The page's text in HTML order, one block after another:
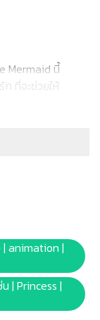
Mermaid นี้
ที่จะช่วยให้
Little
ให้เด็ก ๆ ได้
ล เจ้าชายเอ
เออร์ซูล่า
อมซน และเซ
ผ่นกระดาษ
ด้อย่าง
ของเจ้าชาย
animation |
| Princess |